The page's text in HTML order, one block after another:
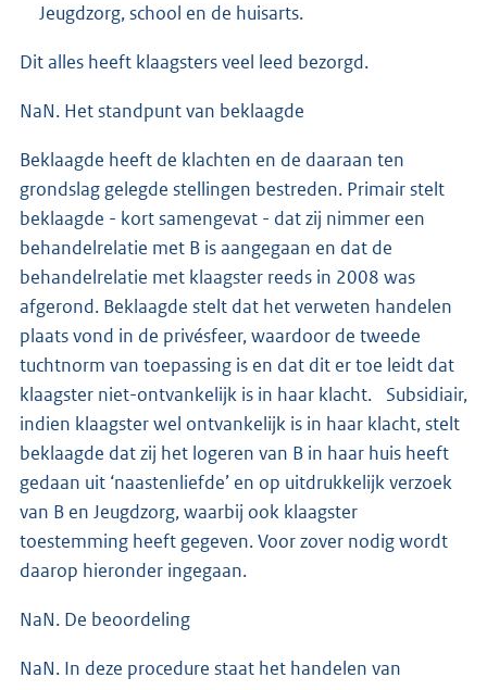
Jeugdzorg, school en de huisarts.
Dit alles heeft klaagsters veel leed bezorgd.
NaN. Het standpunt van beklaagde
Beklaagde heeft de klachten en de daaraan ten
grondslag gelegde stellingen bestreden. Primair stelt
beklaagde - kort samengevat - dat zij nimmer een
behandelrelatie met B is aangegaan en dat de
behandelrelatie met klaagster reeds in 2008 was
afgerond. Beklaagde stelt dat het verweten handelen
plaats vond in de privésfeer, waardoor de tweede
tuchtnorm van toepassing is en dat dit er toe leidt dat
klaagster niet-ontvankelijk is in haar klacht. Subsidiair,
indien klaagster wel ontvankelijk is in haar klacht, stelt
beklaagde dat zij het logeren van B in haar huis heeft
gedaan uit ‘naastenliefde’ en op uitdrukkelijk verzoek
van B en Jeugdzorg, waarbij ook klaagster
toestemming heeft gegeven. Voor zover nodig wordt
daarop hieronder ingegaan.
NaN. De beoordeling
NaN. In deze procedure staat het handelen van